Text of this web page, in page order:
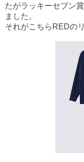
たがラッキーセブン
ました。
それがこちらREDの